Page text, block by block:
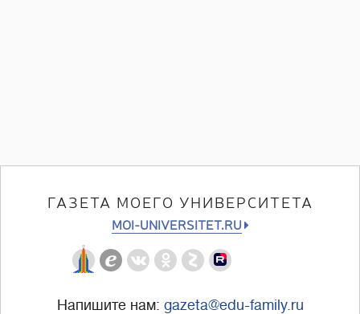
ГАЗЕТА МОЕГО УНИВЕРСИТЕТА
MOI-UNIVERSITET.RU
Напишите нам: gazeta@edu-family.ru